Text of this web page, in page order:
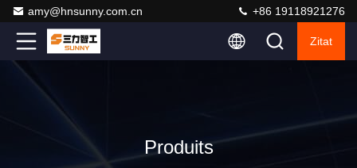
amy@hnsunny.com.cn +86 19118921276
Zitat
Produits